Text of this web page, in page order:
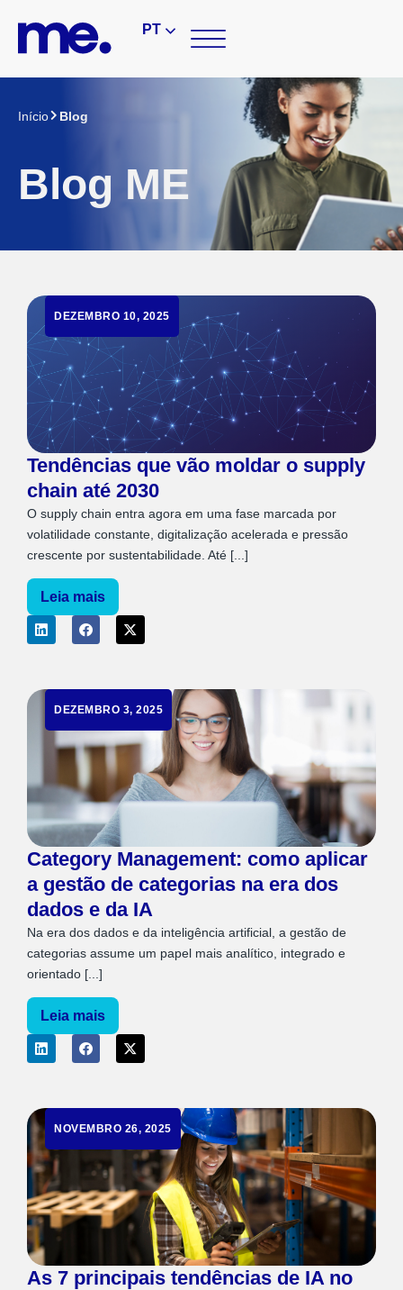
PT
Início Blog
Blog ME
DEZEMBRO 10, 2025
Tendências que vão moldar o supply
chain até 2030
O supply chain entra agora em uma fase marcada por
volatilidade constante, digitalização acelerada e pressão
crescente por sustentabilidade. Até [...]
Leia mais
DEZEMBRO 3, 2025
Category Management: como aplicar
a gestão de categorias na era dos
dados e da IA
Na era dos dados e da inteligência artificial, a gestão de
categorias assume um papel mais analítico, integrado e
orientado [...]
Leia mais
NOVEMBRO 26, 2025
As 7 principais tendências de IA no